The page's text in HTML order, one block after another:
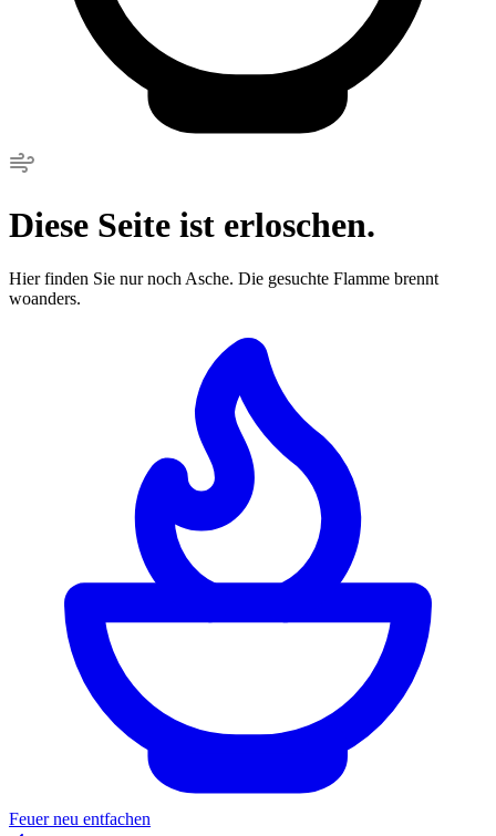
Diese Seite ist erloschen.
Hier finden Sie nur noch Asche. Die gesuchte Flamme brennt
woanders.
Feuer neu entfachen